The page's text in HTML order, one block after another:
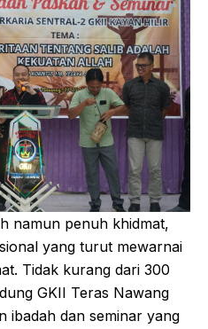
namun penuh khidmat,
yang turut mewarnai
Tidak kurang dari 300
GKII Teras Nawang
ibadah dan seminar yang